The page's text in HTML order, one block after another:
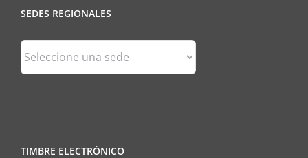
SEDES REGIONALES
Sedes
Regionales
TIMBRE ELECTRÓNICO